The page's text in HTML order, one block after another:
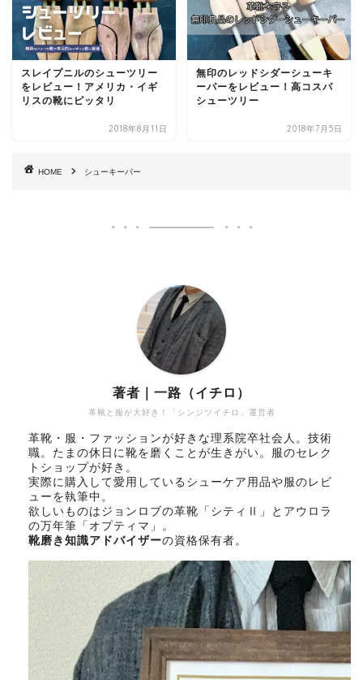
スレイプニルのシューツリー
をレビュー！アメリカ・イギ
リスの靴にピッタリ
2018年8月11日
無印のレッドシダーシューキ
ーパーをレビュー！高コスパ
シューツリー
2018年7月5日
HOME シューキーパー
革靴と服が大好き！「シンジツイチロ」運営者
著者｜一路（イチロ）
革靴・服・ファッションが好きな理系院卒社会人。技術
職。たまの休日に靴を磨くことが生きがい。服のセレク
トショップが好き。
実際に購入して愛用しているシューケア用品や服のレビ
ューを執筆中。
欲しいものはジョンロブの革靴「シティⅡ」とアウロラ
の万年筆「オプティマ」。
靴磨き知識アドバイザーの資格保有者。